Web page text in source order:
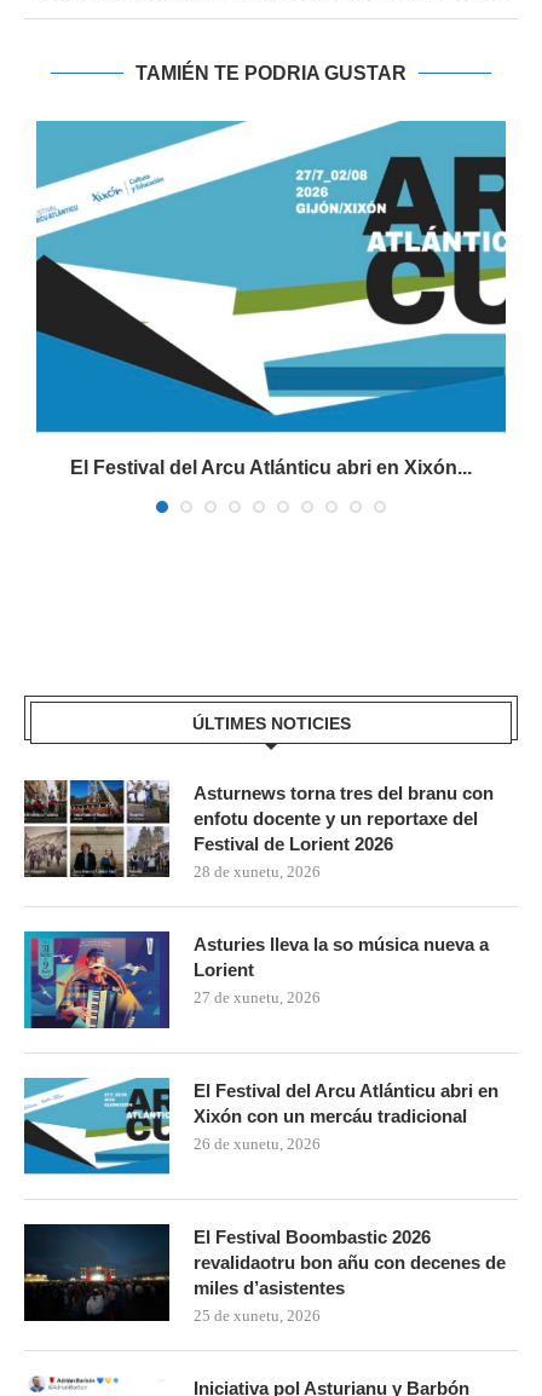
TAMIÉN TE PODRIA GUSTAR
El Festival del Arcu Atlánticu abri en Xixón...
ÚLTIMES NOTICIES
Asturnews torna tres del branu con
enfotu docente y un reportaxe del
Festival de Lorient 2026
28 de xunetu, 2026
Asturies lleva la so música nueva a
Lorient
27 de xunetu, 2026
El Festival del Arcu Atlánticu abri en
Xixón con un mercáu tradicional
26 de xunetu, 2026
El Festival Boombastic 2026
revalidaotru bon añu con decenes de
miles d’asistentes
25 de xunetu, 2026
Iniciativa pol Asturianu y Barbón